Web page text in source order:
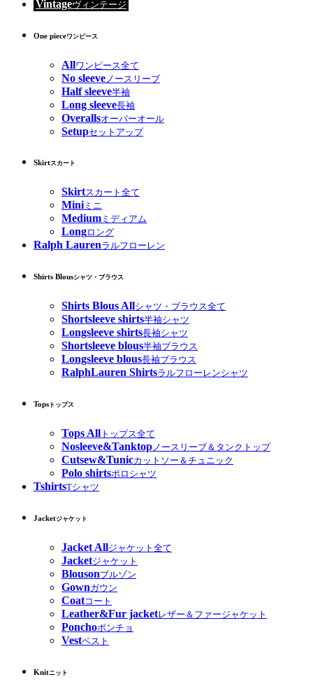
Vintageヴィンテージ
One pieceワンピース
Allワンピース全て
No sleeve ノースリーブ
Half sleeve半袖
Long sleeve長袖
Overallsオーバーオール
Setupセットアップ
Skirtスカート
Skirtスカート全て
Miniミニ
Medium ミディアム
Longロング
Ralph Laurenラルフローレン
Shirts Blousシャツ・ブラウス
Shirts Blous Allシャツ・ブラウス全て
Shortsleeve shirts半袖シャツ
Longsleeve shirts長袖シャツ
Shortsleeve blous半袖ブラウス
Longsleeve blous長袖ブラウス
RalphLauren Shirtsラルフローレンシャツ
Tops トップス
Tops All トップス全て
Nosleeve&Tanktopノースリーブ＆タンクトップ
Cutsew&Tunicカットソー＆チュニック
Polo shirtsポロシャツ
TshirtsTシャツ
Jacketジャケット
Jacket Allジャケット全て
Jacketジャケット
Blousonブルゾン
Gownガウン
Coatコート
Leather&Fur jacketレザー＆ファージャケット
Ponchoポンチョ
Vestベスト
Knitニット